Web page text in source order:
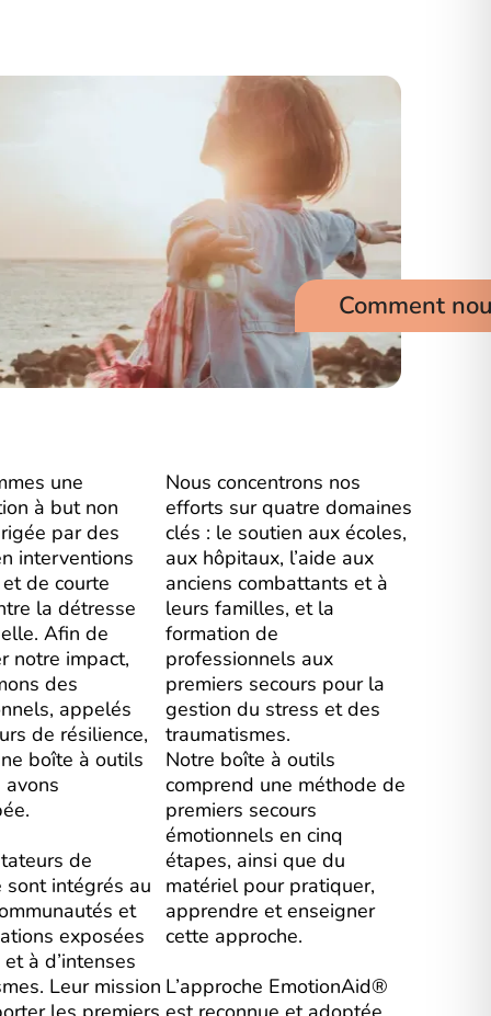
une
à but non
par des
interventions
de courte
la détresse
Afin de
notre impact,
des
appelés
de résilience,
boîte à outils
de
sont intégrés au
et
exposées
à d’intenses
Leur mission
Nous concentrons nos
efforts sur quatre domaines
clés : le soutien aux écoles,
aux hôpitaux, l’aide aux
anciens combattants et à
leurs familles, et la
formation de
professionnels aux
premiers secours pour la
gestion du stress et des
traumatismes.
Notre boîte à outils
comprend une méthode de
premiers secours
émotionnels en cinq
étapes, ainsi que du
matériel pour pratiquer,
apprendre et enseigner
cette approche.
L’approche EmotionAid®
Comment